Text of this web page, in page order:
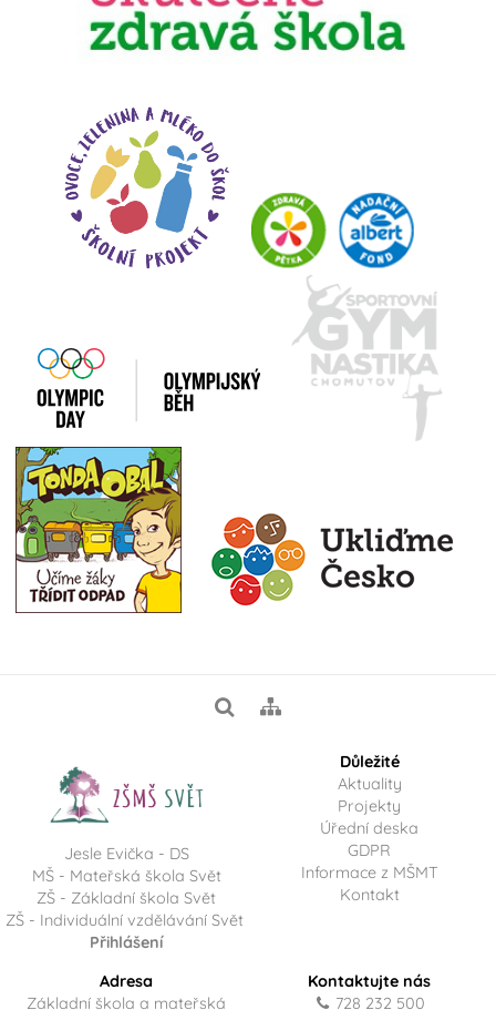
Jesle Evička - DS
MŠ - Mateřská škola Svět
ZŠ - Základní škola Svět
ZŠ - Individuální vzdělávání Svět
Přihlášení
Důležité
Aktuality
Projekty
Úřední deska
GDPR
Informace z MŠMT
Kontakt
Adresa
Základní škola a mateřská
Kontaktujte nás
728 232 500